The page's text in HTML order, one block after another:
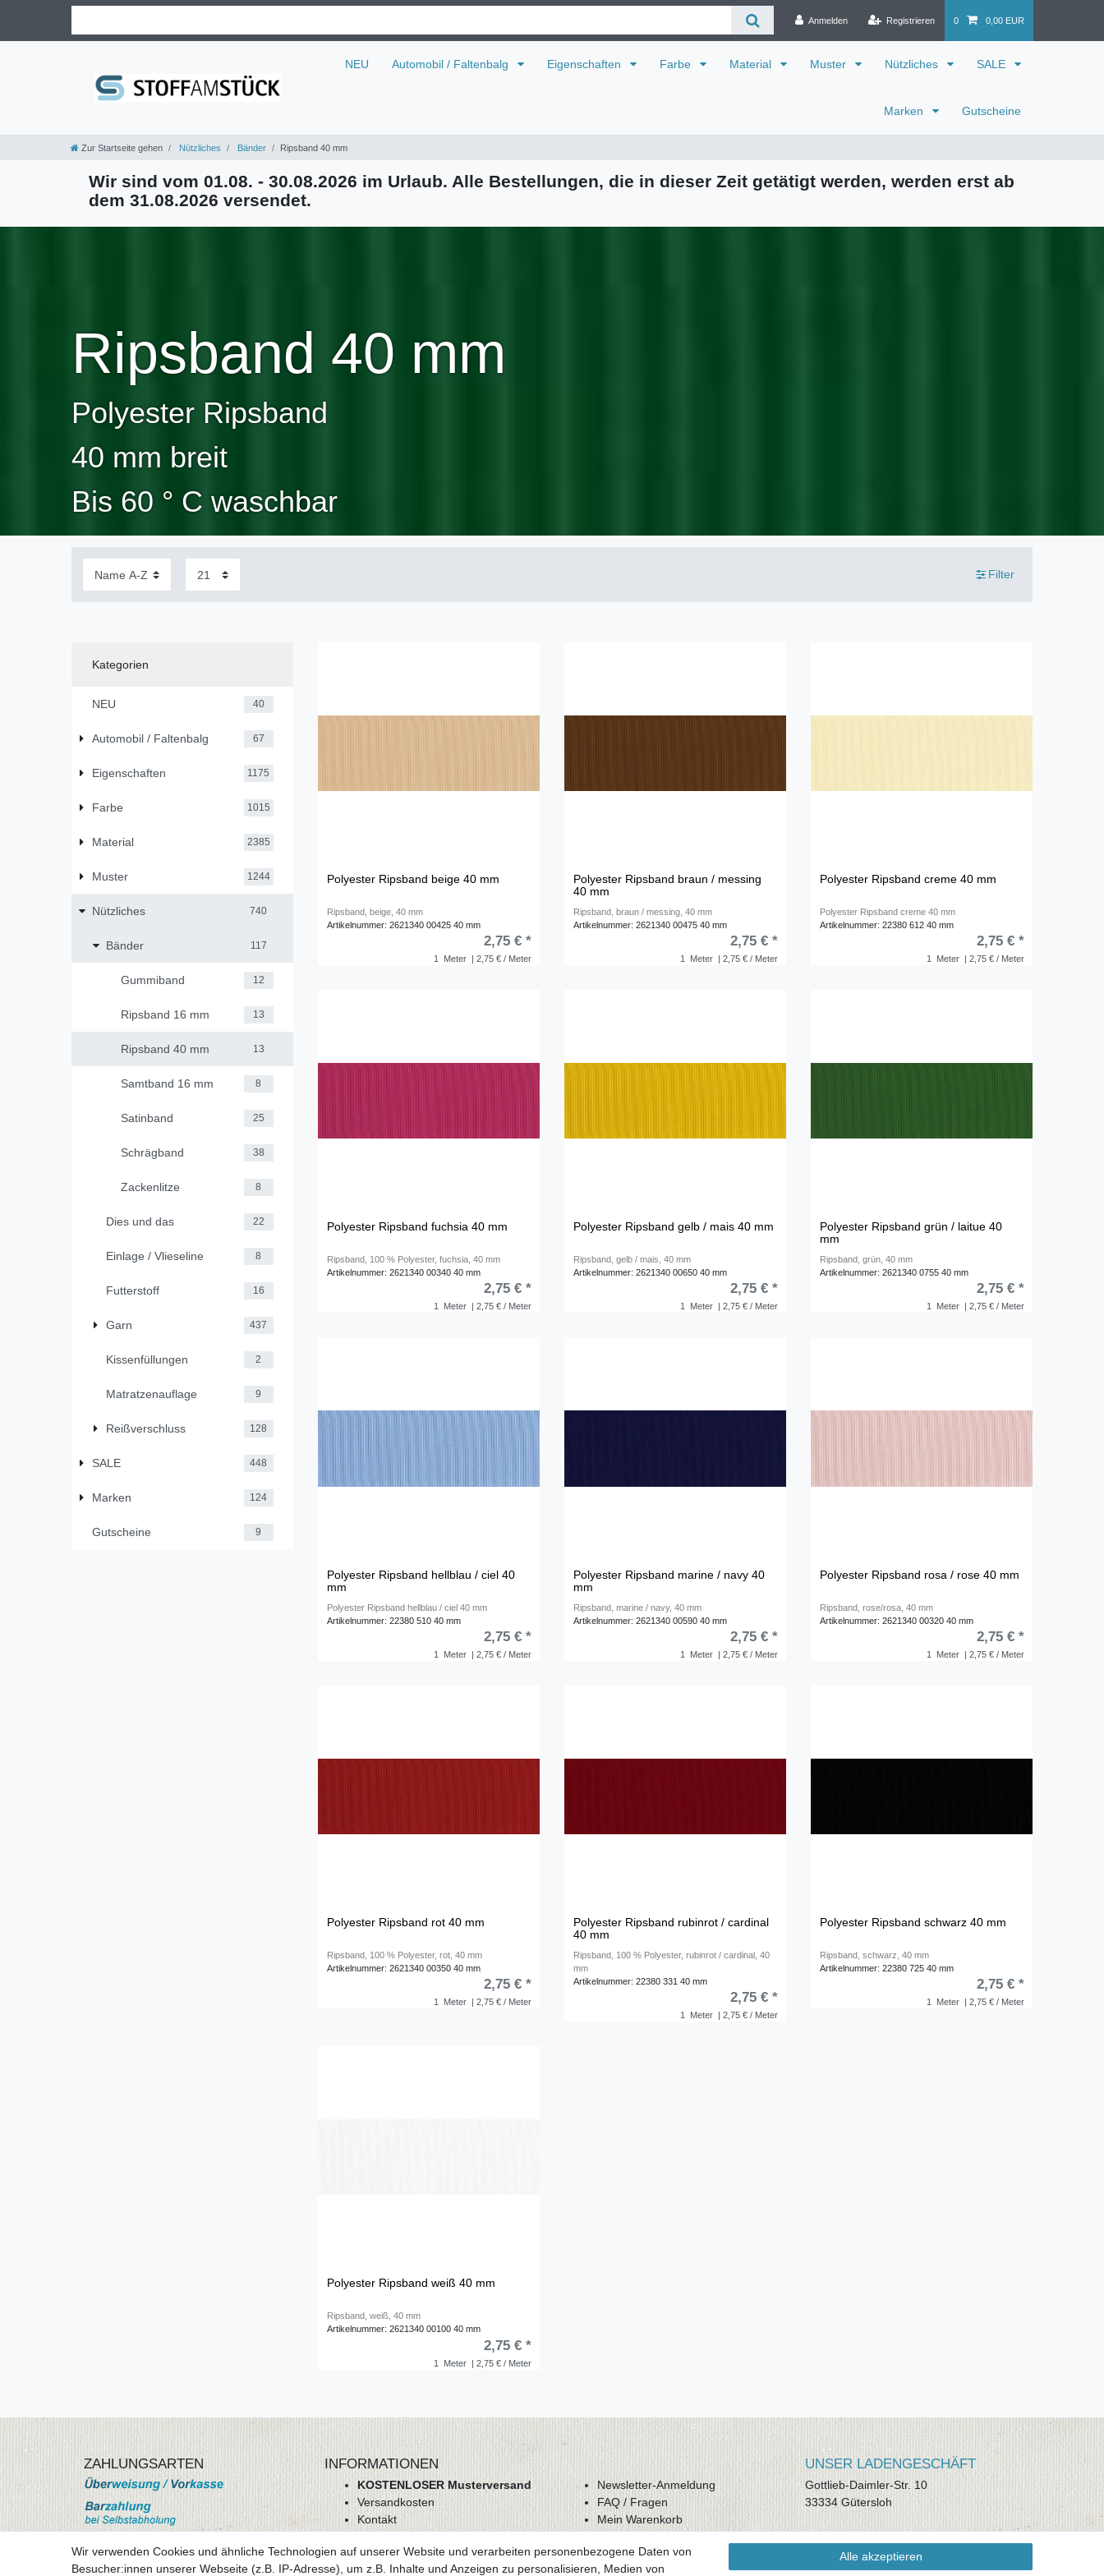
Anmelden Registrieren 0 0,00 EUR
NEU Automobil / Faltenbalg Eigenschaften Farbe Material Muster Nützliches SALE
Marken Gutscheine
Zur Startseite gehen Nützliches Bänder Ripsband 40 mm
Wir sind vom 01.08. - 30.08.2026 im Urlaub. Alle Bestellungen, die in dieser Zeit getätigt werden, werden erst ab
dem 31.08.2026 versendet.
Ripsband 40 mm
Polyester Ripsband
40 mm breit
Bis 60 ° C waschbar
Filter
Kategorien
NEU 40
Automobil / Faltenbalg 67
Eigenschaften 1175
Farbe 1015
Material 2385
Muster 1244
Nützliches 740
Bänder 117
Gummiband 12
Ripsband 16 mm 13
Ripsband 40 mm 13
Samtband 16 mm 8
Satinband 25
Schrägband 38
Zackenlitze 8
Dies und das 22
Einlage / Vlieseline 8
Futterstoff 16
Garn 437
Kissenfüllungen 2
Matratzenauflage 9
Reißverschluss 128
SALE 448
Marken 124
Gutscheine 9
Polyester Ripsband beige 40 mm
Ripsband, beige, 40 mm
Artikelnummer: 2621340 00425 40 mm
1 Meter | 2,75 € / Meter
2,75 € *
Polyester Ripsband braun / messing
40 mm
Ripsband, braun / messing, 40 mm
Artikelnummer: 2621340 00475 40 mm
1 Meter | 2,75 € / Meter
2,75 € *
Polyester Ripsband creme 40 mm
Polyester Ripsband creme 40 mm
Artikelnummer: 22380 612 40 mm
1 Meter | 2,75 € / Meter
2,75 € *
Polyester Ripsband fuchsia 40 mm
Ripsband, 100 % Polyester, fuchsia, 40 mm
Artikelnummer: 2621340 00340 40 mm
1 Meter | 2,75 € / Meter
2,75 € *
Polyester Ripsband gelb / mais 40 mm
Ripsband, gelb / mais, 40 mm
Artikelnummer: 2621340 00650 40 mm
1 Meter | 2,75 € / Meter
2,75 € *
Polyester Ripsband grün / laitue 40
mm
Ripsband, grün, 40 mm
Artikelnummer: 2621340 0755 40 mm
1 Meter | 2,75 € / Meter
2,75 € *
Polyester Ripsband hellblau / ciel 40
mm
Polyester Ripsband hellblau / ciel 40 mm
Artikelnummer: 22380 510 40 mm
1 Meter | 2,75 € / Meter
2,75 € *
Polyester Ripsband marine / navy 40
mm
Ripsband, marine / navy, 40 mm
Artikelnummer: 2621340 00590 40 mm
1 Meter | 2,75 € / Meter
2,75 € *
Polyester Ripsband rosa / rose 40 mm
Ripsband, rose/rosa, 40 mm
Artikelnummer: 2621340 00320 40 mm
1 Meter | 2,75 € / Meter
2,75 € *
Polyester Ripsband rot 40 mm
Ripsband, 100 % Polyester, rot, 40 mm
Artikelnummer: 2621340 00350 40 mm
1 Meter | 2,75 € / Meter
2,75 € *
Polyester Ripsband rubinrot / cardinal
40 mm
Ripsband, 100 % Polyester, rubinrot / cardinal, 40
mm
Artikelnummer: 22380 331 40 mm
1 Meter | 2,75 € / Meter
2,75 € *
Polyester Ripsband schwarz 40 mm
Ripsband, schwarz, 40 mm
Artikelnummer: 22380 725 40 mm
1 Meter | 2,75 € / Meter
2,75 € *
Polyester Ripsband weiß 40 mm
Ripsband, weiß, 40 mm
Artikelnummer: 2621340 00100 40 mm
1 Meter | 2,75 € / Meter
2,75 € *
ZAHLUNGSARTEN INFORMATIONEN
KOSTENLOSER Musterversand
Versandkosten
Kontakt
Widerrufsrecht
AGB
Datenschutz
Newsletter-Anmeldung
FAQ / Fragen
Mein Warenkorb
Mein Merkzettel
Mein Konto
UNSER LADENGESCHÄFT
Gottlieb-Daimler-Str. 10
33334 Gütersloh
ÖFFNUNGSZEITEN
Montag - Dienstag: 8.00 - 18.00 Uhr,
Wir verwenden Cookies und ähnliche Technologien auf unserer Website und verarbeiten personenbezogene Daten von
Besucher:innen unserer Webseite (z.B. IP-Adresse), um z.B. Inhalte und Anzeigen zu personalisieren, Medien von
Alle akzeptieren